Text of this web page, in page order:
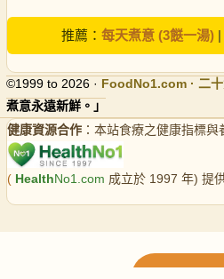
推薦： 每天煮意 (3餸一湯)|
©1999 to 2026 · FoodNo1.com · 二
煮意永遠新鮮。」
健康資源合作 ：本站食療之健康指標與
( HealthNo1.com 成立於 1997 年) 提